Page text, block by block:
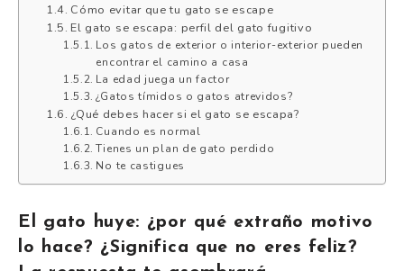
Cómo evitar que tu gato se escape
El gato se escapa: perfil del gato fugitivo
Los gatos de exterior o interior-exterior pueden
encontrar el camino a casa
La edad juega un factor
¿Gatos tímidos o gatos atrevidos?
¿Qué debes hacer si el gato se escapa?
Cuando es normal
Tienes un plan de gato perdido
No te castigues
El gato huye: ¿por qué extraño motivo
lo hace? ¿Significa que no eres feliz?